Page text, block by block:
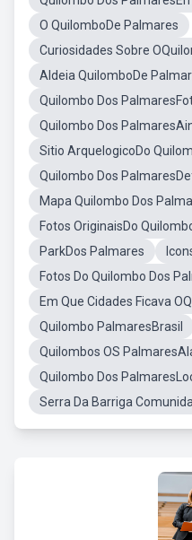
O QuilomboDe Palmares
Curiosidades Sobre
Aldeia QuilomboDe
Quilombo Dos
Quilombo Dos
Sitio ArquelogicoDo
Quilombo Dos
Mapa Quilombo Dos
Fotos OriginaisDo
ParkDos Palmares
Fotos Do Quilombo Dos
Em Que Cidades Ficava
Quilombo PalmaresBrasil
Quilombos OS
Quilombo Dos
Serra Da Barriga